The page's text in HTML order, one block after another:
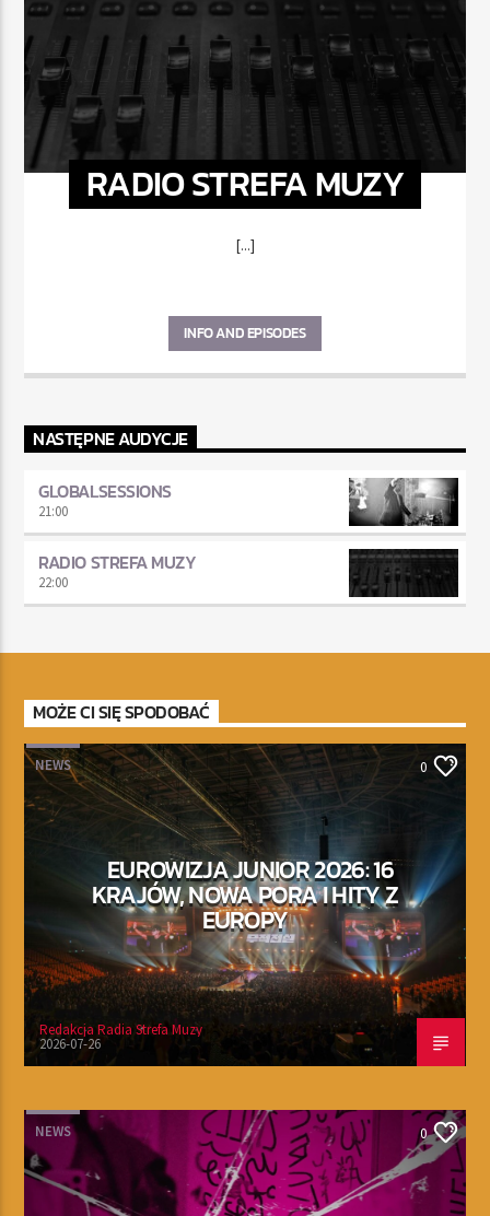
RADIO STREFA MUZY
[...]
INFO AND EPISODES
NASTĘPNE AUDYCJE
GLOBALSESSIONS
21:00
RADIO STREFA MUZY
22:00
MOŻE CI SIĘ SPODOBAĆ
NEWS 0
EUROWIZJA JUNIOR 2026: 16
KRAJÓW, NOWA PORA I HITY Z
EUROPY
Redakcja Radia Strefa Muzy
2026-07-26
NEWS 0